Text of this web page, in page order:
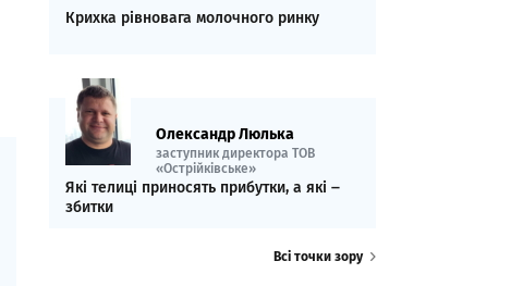
Крихка рівновага молочного ринку
Олександр Люлька
заступник директора ТОВ
«Острійківське»
Які телиці приносять прибутки, а які ‒
збитки
Всі точки зору